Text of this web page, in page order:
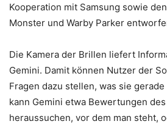
Kooperation mit Samsung sowie
Monster und Warby Parker
Die Kamera der Brillen liefert
Gemini. Damit können Nutzer der
Fragen dazu stellen, was sie
kann Gemini etwa Bewertungen
heraussuchen, vor dem man steht,